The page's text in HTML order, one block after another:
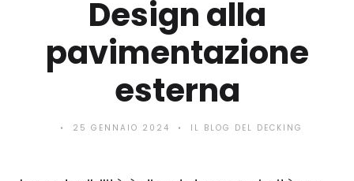
Design alla
pavimentazione
esterna
25 GENNAIO 2024 IL BLOG DEL DECKING